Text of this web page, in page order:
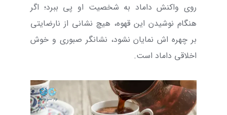
روی واکنش داماد به شخصیت او پی ببرد؛ اگر
هنگام نوشیدن این قهوه، هیچ نشانی از نارضایتی
بر چهره اش نمایان نشود، نشانگر صبوری و خوش
اخلاقی داماد است.